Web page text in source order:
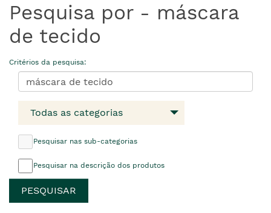
Pesquisa por - máscara
de tecido
Critérios da pesquisa:
Todas as categorias
Pesquisar nas sub-categorias
Pesquisar na descrição dos produtos